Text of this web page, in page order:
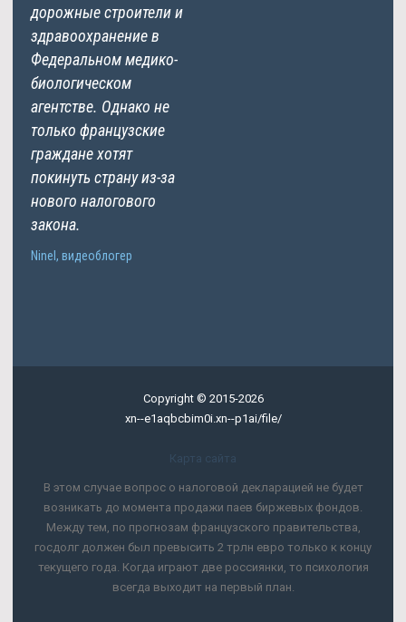
дорожные строители и
здравоохранение в
Федеральном медико-
биологическом
агентстве. Однако не
только французские
граждане хотят
покинуть страну из-за
нового налогового
закона.
Ninel, видеоблогер
Copyright © 2015-2026
xn--e1aqbcbim0i.xn--p1ai/file/
Карта сайта
В этом случае вопрос о налоговой декларацией не будет
возникать до момента продажи паев биржевых фондов.
Между тем, по прогнозам французского правительства,
госдолг должен был превысить 2 трлн евро только к концу
текущего года. Когда играют две россиянки, то психология
всегда выходит на первый план.